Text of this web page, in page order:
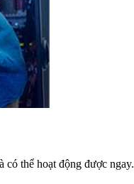
thể hoạt động được ngay.